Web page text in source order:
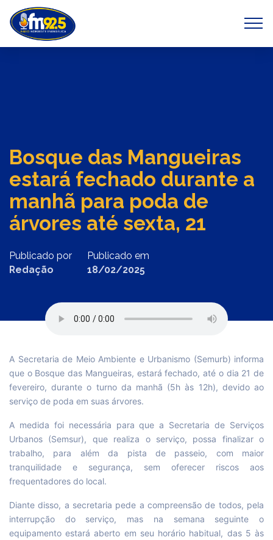
Previous Next
Bosque das Mangueiras
estará fechado durante a
manhã para poda de
árvores até sexta, 21
Publicado por
Redação
Publicado em
18/02/2025
A Secretaria de Meio Ambiente e Urbanismo (Semurb) informa
que o Bosque das Mangueiras, estará fechado, até o dia 21 de
fevereiro, durante o turno da manhã (5h às 12h), devido ao
serviço de poda em suas árvores.
A medida foi necessária para que a Secretaria de Serviços
Urbanos (Semsur), que realiza o serviço, possa finalizar o
trabalho, para além da pista de passeio, com maior
tranquilidade e segurança, sem oferecer riscos aos
frequentadores do local.
Diante disso, a secretaria pede a compreensão de todos, pela
interrupção do serviço, mas na semana seguinte o
equipamento estará aberto em seu horário habitual, das 5 às